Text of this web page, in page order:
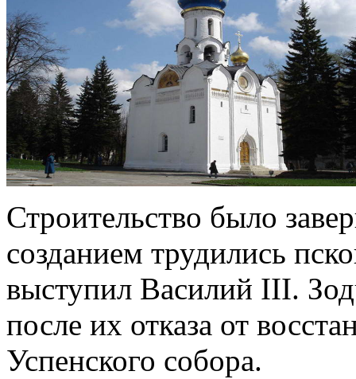
Строительство было
созданием трудились
выступил Василий III.
после их отказа от
Успенского собора.